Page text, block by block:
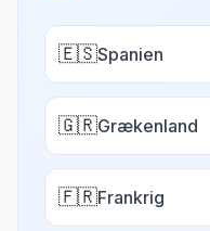
🇪🇸Spanien
🇬🇷Grækenland
🇫🇷Frankrig